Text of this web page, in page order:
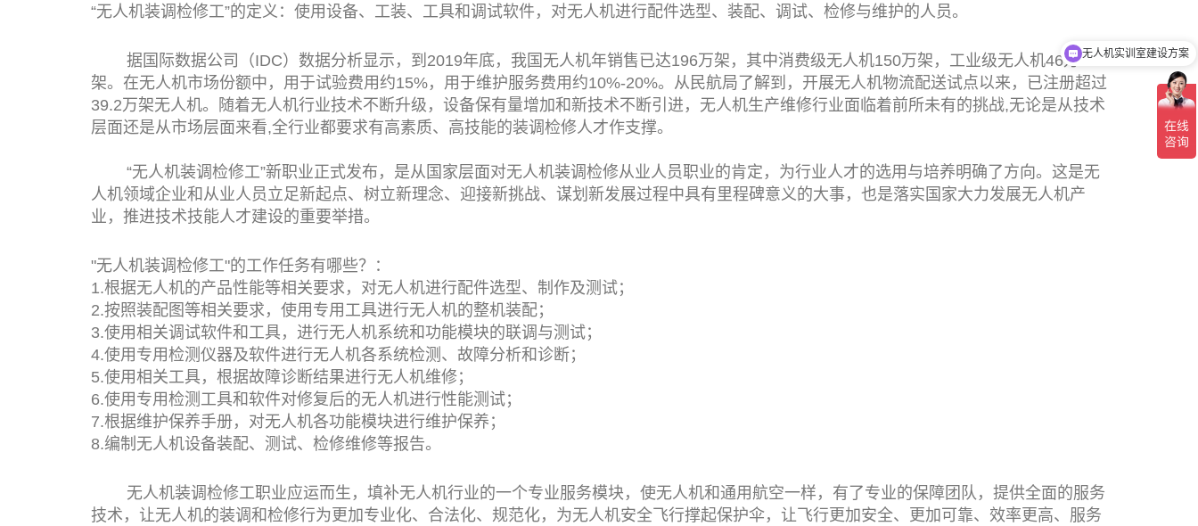
“无人机装调检修工”的定义：使用设备、工装、工具和调试软件，对无人机进行配件选型、装配、调试、检修与维护的人员。
据国际数据公司（IDC）数据分析显示，到2019年底，我国无人机年销售已达196万架，其中消费级无人机150万架，工业级无人机46万
架。在无人机市场份额中，用于试验费用约15%，用于维护服务费用约10%-20%。从民航局了解到，开展无人机物流配送试点以来，已注册超过
39.2万架无人机。随着无人机行业技术不断升级，设备保有量增加和新技术不断引进，无人机生产维修行业面临着前所未有的挑战,无论是从技术
层面还是从市场层面来看,全行业都要求有高素质、高技能的装调检修人才作支撑。
“无人机装调检修工”新职业正式发布，是从国家层面对无人机装调检修从业人员职业的肯定，为行业人才的选用与培养明确了方向。这是无
人机领域企业和从业人员立足新起点、树立新理念、迎接新挑战、谋划新发展过程中具有里程碑意义的大事，也是落实国家大力发展无人机产
业，推进技术技能人才建设的重要举措。
"无人机装调检修工"的工作任务有哪些？：
1.根据无人机的产品性能等相关要求，对无人机进行配件选型、制作及测试；
2.按照装配图等相关要求，使用专用工具进行无人机的整机装配；
3.使用相关调试软件和工具，进行无人机系统和功能模块的联调与测试；
4.使用专用检测仪器及软件进行无人机各系统检测、故障分析和诊断；
5.使用相关工具，根据故障诊断结果进行无人机维修；
6.使用专用检测工具和软件对修复后的无人机进行性能测试；
7.根据维护保养手册，对无人机各功能模块进行维护保养；
8.编制无人机设备装配、测试、检修维修等报告。
无人机装调检修工职业应运而生，填补无人机行业的一个专业服务模块，使无人机和通用航空一样，有了专业的保障团队，提供全面的服务
技术，让无人机的装调和检修行为更加专业化、合法化、规范化，为无人机安全飞行撑起保护伞，让飞行更加安全、更加可靠、效率更高、服务
销售人员联系方式